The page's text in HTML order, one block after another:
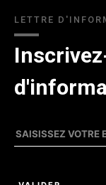
LETTRE